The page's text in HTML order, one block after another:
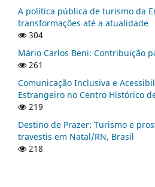
A política pública de turismo da
transformações até a atualidade
304
Mário Carlos Beni: Contribuição
261
Comunicação Inclusiva e
Estrangeiro no Centro Histórico
219
Destino de Prazer: Turismo e
travestis em Natal/RN, Brasil
218